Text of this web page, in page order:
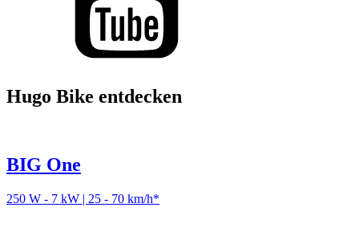
Hugo Bike entdecken
BIG One
250 W - 7 kW | 25 - 70 km/h*